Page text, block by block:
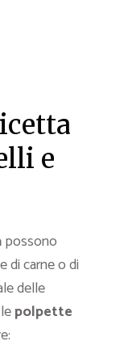
e
possono
di carne o di
delle
polpette